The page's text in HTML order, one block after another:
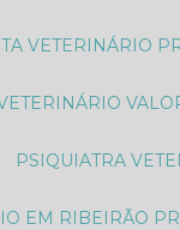
VETERINÁRIO
VETERINÁRIO
PSIQUIATRA
EM RIBEIRÃO